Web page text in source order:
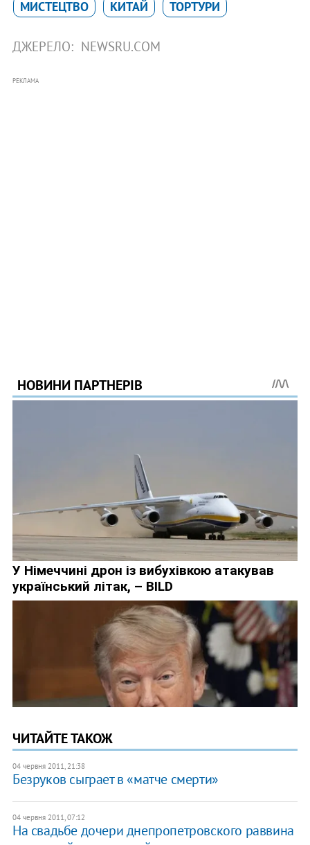
МИСТЕЦТВО КИТАЙ ТОРТУРИ
ДЖЕРЕЛО: NEWSRU.COM
РЕКЛАМА
ЧИТАЙТЕ ТАКОЖ
04 червня 2011, 21:38
Безруков сыграет в «матче смерти»
04 червня 2011, 07:12
На свадьбе дочери днепропетровского раввина